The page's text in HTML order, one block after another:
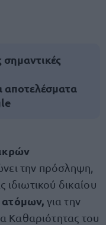
αποτελέσματα
την πρόσληψη,
δικαίου
ατόμων, για την
Καθαριότητας του